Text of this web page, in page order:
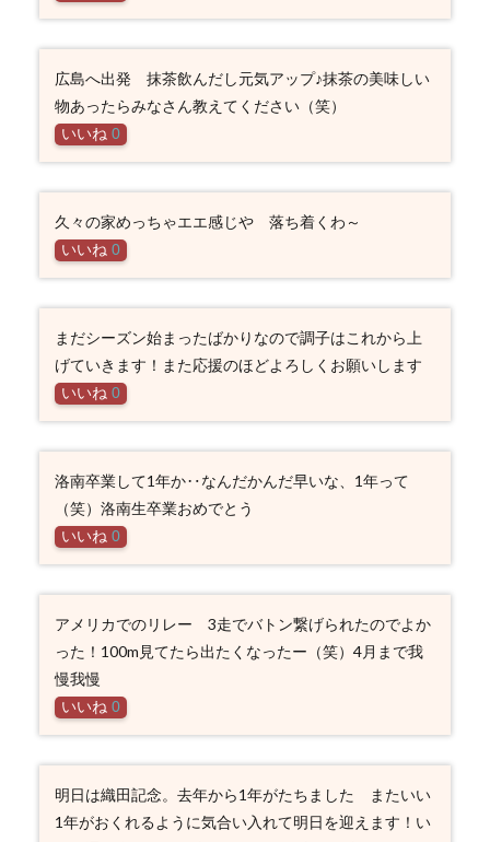
広島へ出発 抹茶飲んだし元気アップ♪抹茶の美味しい
物あったらみなさん教えてください（笑）
いいね 0
久々の家めっちゃエエ感じや 落ち着くわ～
いいね 0
まだシーズン始まったばかりなので調子はこれから上
げていきます！また応援のほどよろしくお願いします
いいね 0
洛南卒業して1年か‥なんだかんだ早いな、1年って
（笑）洛南生卒業おめでとう
いいね 0
アメリカでのリレー 3走でバトン繋げられたのでよか
った！100m見てたら出たくなったー（笑）4月まで我
慢我慢
いいね 0
明日は織田記念。去年から1年がたちました またいい
1年がおくれるように気合い入れて明日を迎えます！い